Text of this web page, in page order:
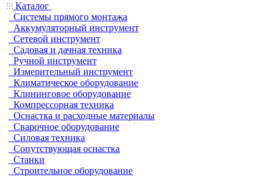
Каталог
Системы прямого монтажа
Аккумуляторный инструмент
Сетевой инструмент
Садовая и дачная техника
Ручной инструмент
Измерительный инструмент
Климатическое оборудование
Клининговое оборудование
Компрессорная техника
Оснастка и расходные материалы
Сварочное оборудование
Силовая техника
Сопутствующая оснастка
Станки
Строительное оборудование